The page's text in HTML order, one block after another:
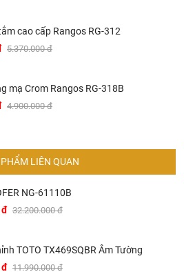
AI­DA Crui­se Ship.
mặc dù là thương hiệu mới mẻ
thị trường đón nhận mạnh mẽ.
tại thủ phủ du lịch miền Trung
du lịch khách sạn Việt Nam
Anantara, Sheraton, Fusion
các khách sạn khu nghỉ dưỡng
được chủ đầu tư các dự án chung
các căn hộ như một trong những
phương châm nghỉ dưỡng 5 sao
Bravat đã có mặt ở nhiều chung
Văn Lương, Hoàng Thành tower,
cao cấp Rangos RG-312
5.370.000 đ
mạ Crom Rangos RG-318B
4.900.000 đ
LIÊN QUAN
NG-61110B
đ 32.200.000 đ
TOTO TX469SQBR Âm Tường
đ 11.990.000 đ